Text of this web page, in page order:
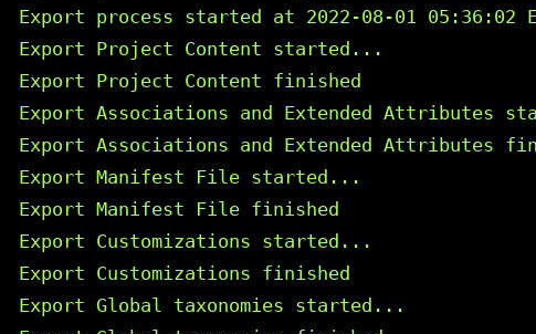
Export process started at 2022-08-01 05:36:02
Export Project Content started...
Export Project Content finished
Export Associations and Extended Attributes
Export Associations and Extended Attributes
Export Manifest File started...
Export Manifest File finished
Export Customizations started...
Export Customizations finished
Export Global taxonomies started...